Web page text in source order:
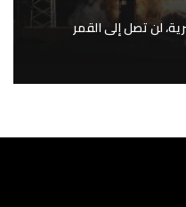
لن تصل إلى القمر